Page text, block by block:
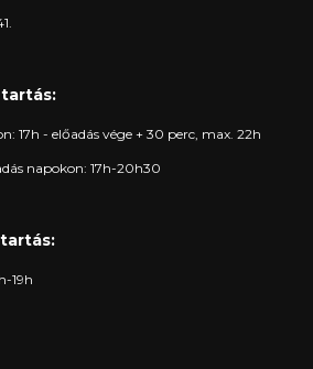
17h - előadás vége + 30 perc, max. 22h
napokon: 17h-20h30
19h